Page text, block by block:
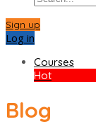
Sign up
Log in
Courses
Hot
Blog